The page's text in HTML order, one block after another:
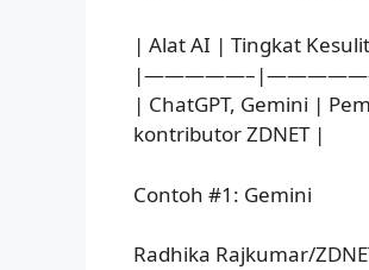
| Alat AI | Tingkat
| ChatGPT, Gemini |
kontributor ZDNET |
Contoh #1: Gemini
Radhika Rajkumar/